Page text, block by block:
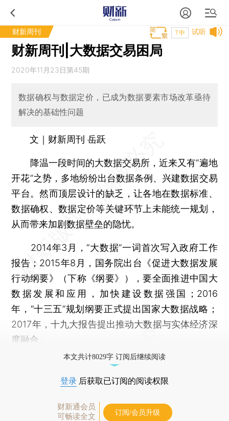
财新周刊 试听
T中
财新周刊|大数据交易困局
2020年11月23日第45期
数据确权与数据定价，已成为数据要素市场改革亟待
解决的基础性问题
文｜财新周刊 岳跃
降温一段时间的大数据交易所，近来又有“遍地
开花”之势，多地纷纷出台数据条例、兴建数据交易
平台。然而顶层设计的缺乏，让各地在数据标准、
数据确权、数据定价等关键环节上未能统一规划，
从而带来加剧数据壁垒的隐忧。
2014年3月，“大数据”一词首次写入政府工作
报告；2015年8月，国务院出台《促进大数据发展
行动纲要》（下称《纲要》），要全面推进中国大
数据发展和应用，加快建设数据强国；2016
年，“十三五”规划纲要正式提出国家大数据战略；
2017年，十九大报告提出推动大数据与实体经济深
度融合。
本文共计8029字 订阅后继续阅读
登录 后获取已订阅的阅读权限
财新通会员
可畅读全文
订阅/会员升级